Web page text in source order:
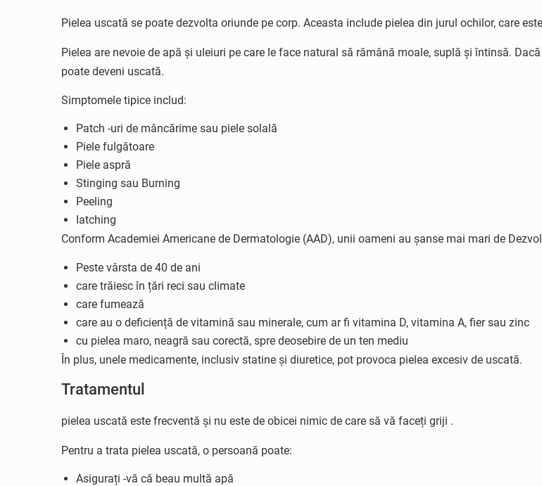
Pielea uscată se poate dezvolta oriunde pe corp. Aceasta include pielea din jurul ochilor, care
Pielea are nevoie de apă și uleiuri pe care le face natural să rămână moale, suplă și întinsă.
poate deveni uscată.
Simptomele tipice includ:
Patch -uri de mâncărime sau piele solală
Piele fulgătoare
Piele aspră
Stinging sau Burning
Peeling
Iatching
Conform Academiei Americane de Dermatologie (AAD), unii oameni au șanse mai mari de
Peste vârsta de 40 de ani
care trăiesc în țări reci sau climate
care fumează
care au o deficiență de vitamină sau minerale, cum ar fi vitamina D, vitamina A, fier sau zinc
cu pielea maro, neagră sau corectă, spre deosebire de un ten mediu
În plus, unele medicamente, inclusiv statine și diuretice, pot provoca pielea excesiv de uscată.
Tratamentul
pielea uscată este frecventă și nu este de obicei nimic de care să vă faceți griji .
Pentru a trata pielea uscată, o persoană poate:
Asigurați -vă că beau multă apă